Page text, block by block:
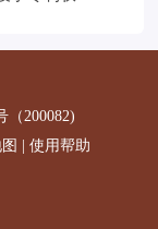
（200082)
使用帮助